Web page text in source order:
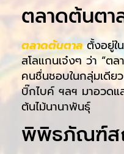
ตลาดต้นตา
ตลาดต้นตาลตั้งอยู่ใ
สโลแกนเจ๋งๆ ว่า “ต
คนชื่นชอบในกลุ่มเดี
บิ๊กไบค์ ฯลฯ มาอวดแ
ต้นไม้นานาพันธุ์
พิพิธภัณฑ์ส